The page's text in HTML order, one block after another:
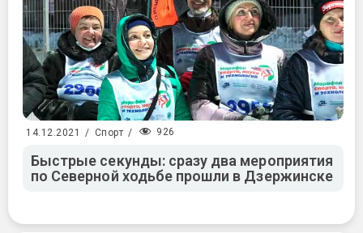
14.12.2021 / Спорт / 926
Быстрые секунды: сразу два мероприятия
по Северной ходьбе прошли в Дзержинске